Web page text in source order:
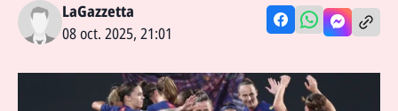
LaGazzetta
08 oct. 2025, 21:01